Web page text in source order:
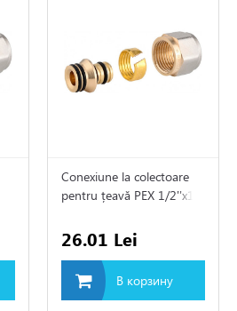
Conexiune la colectoare
pentru țeavă PEX 1/2''x16
26.01 Lei
В корзину